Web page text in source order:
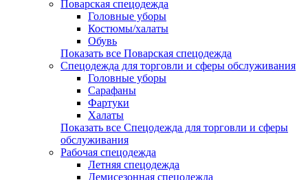
Поварская спецодежда
Головные уборы
Костюмы/халаты
Обувь
Показать все Поварская спецодежда
Спецодежда для торговли и сферы обслуживания
Головные уборы
Сарафаны
Фартуки
Халаты
Показать все Спецодежда для торговли и сферы
обслуживания
Рабочая спецодежда
Летняя спецодежда
Демисезонная спецодежда